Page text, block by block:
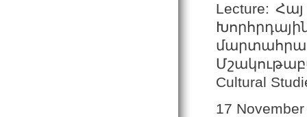
Lecture:
Cultural
17